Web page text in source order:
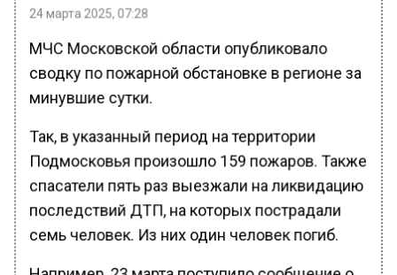
24 марта 2025, 07:28
МЧС Московской области опубликовало
сводку по пожарной обстановке в регионе за
минувшие сутки.
Так, в указанный период на территории
Подмосковья произошло 159 пожаров. Также
спасатели пять раз выезжали на ликвидацию
последствий ДТП, на которых пострадали
семь человек. Из них один человек погиб.